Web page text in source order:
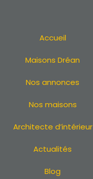
Sainte-Luce-sur-Loire
sur-Mer
Chaumes-en-Retz
Accueil
Maisons Dréan
Nos annonces
Nos maisons
Architecte d’intérieur
Actualités
Blog